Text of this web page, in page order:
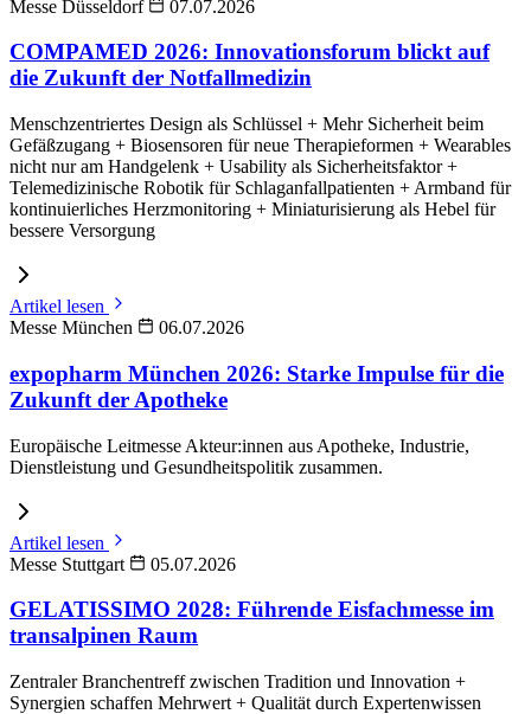
Messe Düsseldorf
07.07.2026
COMPAMED 2026: Innovationsforum blickt auf
die Zukunft der Notfallmedizin
Menschzentriertes Design als Schlüssel + Mehr Sicherheit beim
Gefäßzugang + Biosensoren für neue Therapieformen + Wearables
nicht nur am Handgelenk + Usability als Sicherheitsfaktor +
Telemedizinische Robotik für Schlaganfallpatienten + Armband für
kontinuierliches Herzmonitoring + Miniaturisierung als Hebel für
bessere Versorgung
Artikel lesen
Messe München
06.07.2026
expopharm München 2026: Starke Impulse für die
Zukunft der Apotheke
Europäische Leitmesse Akteur:innen aus Apotheke, Industrie,
Dienstleistung und Gesundheitspolitik zusammen.
Artikel lesen
Messe Stuttgart
05.07.2026
GELATISSIMO 2028: Führende Eisfachmesse im
transalpinen Raum
Zentraler Branchentreff zwischen Tradition und Innovation +
Synergien schaffen Mehrwert + Qualität durch Expertenwissen